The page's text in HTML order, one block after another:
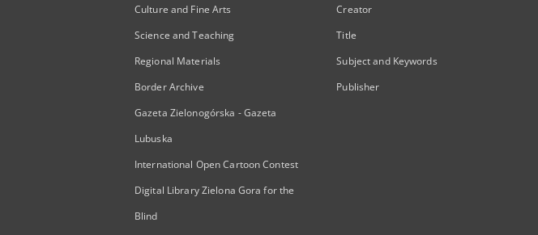
Culture and Fine Arts
Science and Teaching
Regional Materials
Border Archive
Gazeta Zielonogórska - Gazeta
Lubuska
International Open Cartoon Contest
Digital Library Zielona Gora for the
Blind
Creator
Title
Subject and Keywords
Publisher